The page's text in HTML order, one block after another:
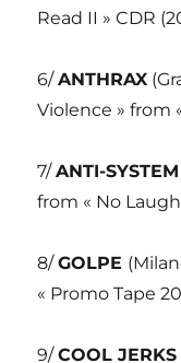
Read II » CDR
6/ANTHRAX
Violence » from
7/ANTI-SYSTEM
from « No
8/GOLPE
« Promo Tape
9/COOL JERKS